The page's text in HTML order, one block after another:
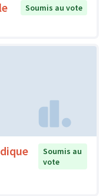
Soumis au vote
Soumis au
vote